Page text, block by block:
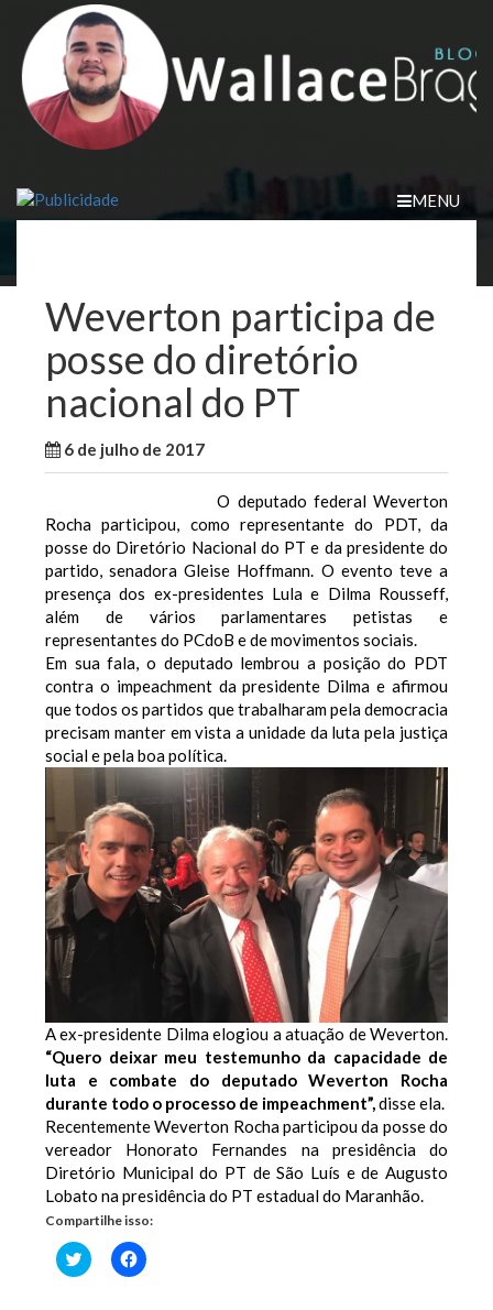
content
MENU
Weverton participa de
posse do diretório
nacional do PT
6 de julho de 2017
O deputado federal Weverton
Rocha participou, como representante do PDT, da
posse do Diretório Nacional do PT e da presidente do
partido, senadora Gleise Hoffmann. O evento teve a
presença dos ex-presidentes Lula e Dilma Rousseff,
além de vários parlamentares petistas e
representantes do PCdoB e de movimentos sociais.
Em sua fala, o deputado lembrou a posição do PDT
contra o impeachment da presidente Dilma e afirmou
que todos os partidos que trabalharam pela democracia
precisam manter em vista a unidade da luta pela justiça
social e pela boa política.
A ex-presidente Dilma elogiou a atuação de Weverton.
“Quero deixar meu testemunho da capacidade de
luta e combate do deputado Weverton Rocha
durante todo o processo de impeachment”,disse ela.
Recentemente Weverton Rocha participou da posse do
vereador Honorato Fernandes na presidência do
Diretório Municipal do PT de São Luís e de Augusto
Lobato na presidência do PT estadual do Maranhão.
Compartilhe isso:
Clique
para
Clique
para